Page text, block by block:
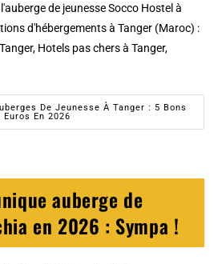
de jeunesse Socco Hostel à
d'hébergements à Tanger (Maroc) :
Hotels pas chers à Tanger,
De Jeunesse À Tanger : 5 Bons
En 2026
auberge de
en 2026 : Sympa !